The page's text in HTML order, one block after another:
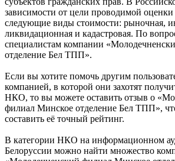
зависимости от цели проводимой
следующие виды стоимости: рыночная,
ликвидационная и кадастровая. По
специалистам компании
отделение Бел ТПП».
Если вы хотите помочь другим
компанией, в которой они захотят
НКО, то вы можете оставить отзыв о
филиал Минское отделение Бел ТПП»,
составить её точный рейтинг.
В категории НКО на информационном
Белоруссии можно найти множество